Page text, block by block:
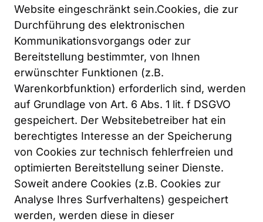
Website eingeschränkt sein.Cookies, die zur
Durchführung des elektronischen
Kommunikationsvorgangs oder zur
Bereitstellung bestimmter, von Ihnen
erwünschter Funktionen (z.B.
Warenkorbfunktion) erforderlich sind, werden
auf Grundlage von Art. 6 Abs. 1 lit. f DSGVO
gespeichert. Der Websitebetreiber hat ein
berechtigtes Interesse an der Speicherung
von Cookies zur technisch fehlerfreien und
optimierten Bereitstellung seiner Dienste.
Soweit andere Cookies (z.B. Cookies zur
Analyse Ihres Surfverhaltens) gespeichert
werden, werden diese in dieser